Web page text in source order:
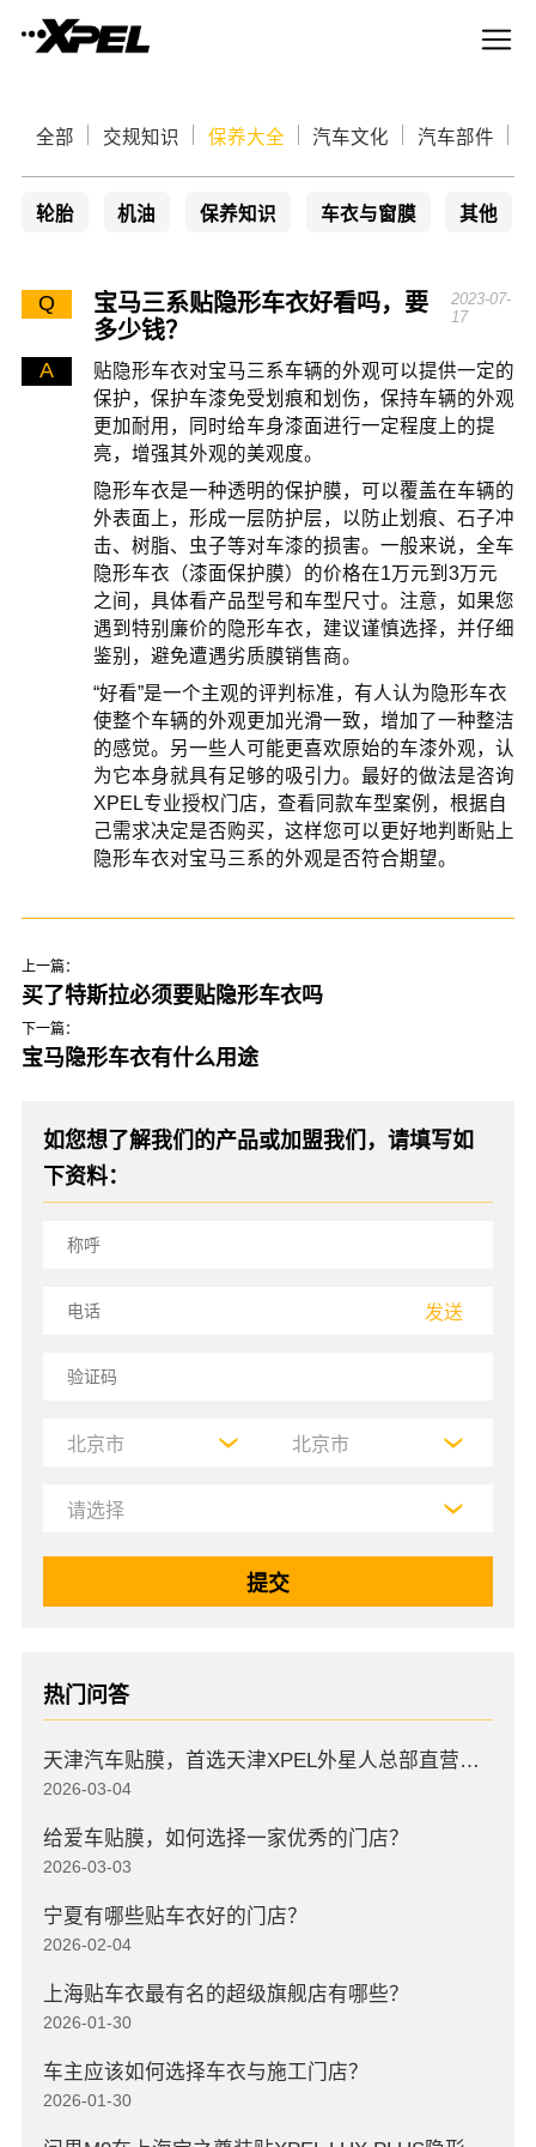
全部 交规知识 保养大全 汽车文化 汽车部件
轮胎 机油 保养知识 车衣与窗膜 其他
Q
宝马三系贴隐形车衣好看吗，要
多少钱？
2023-07-
17
A
贴隐形车衣对宝马三系车辆的外观可以提供一定的
保护，保护车漆免受划痕和划伤，保持车辆的外观
更加耐用，同时给车身漆面进行一定程度上的提
亮，增强其外观的美观度。
隐形车衣是一种透明的保护膜，可以覆盖在车辆的
外表面上，形成一层防护层，以防止划痕、石子冲
击、树脂、虫子等对车漆的损害。一般来说，全车
隐形车衣（漆面保护膜）的价格在1万元到3万元
之间，具体看产品型号和车型尺寸。注意，如果您
遇到特别廉价的隐形车衣，建议谨慎选择，并仔细
鉴别，避免遭遇劣质膜销售商。
“好看”是一个主观的评判标准，有人认为隐形车衣
使整个车辆的外观更加光滑一致，增加了一种整洁
的感觉。另一些人可能更喜欢原始的车漆外观，认
为它本身就具有足够的吸引力。最好的做法是咨询
XPEL专业授权门店，查看同款车型案例，根据自
己需求决定是否购买，这样您可以更好地判断贴上
隐形车衣对宝马三系的外观是否符合期望。
上一篇：
买了特斯拉必须要贴隐形车衣吗
下一篇：
宝马隐形车衣有什么用途
如您想了解我们的产品或加盟我们，请填写如
下资料：
发送
热门问答
天津汽车贴膜，首选天津XPEL外星人总部直营店，高口碑店
2026-03-04
给爱车贴膜，如何选择一家优秀的门店？
2026-03-03
宁夏有哪些贴车衣好的门店？
2026-02-04
上海贴车衣最有名的超级旗舰店有哪些？
2026-01-30
车主应该如何选择车衣与施工门店？
2026-01-30